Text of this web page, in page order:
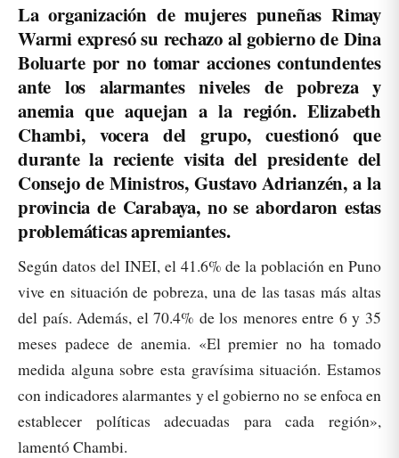
La organización de mujeres puneñas Rimay
Warmi expresó su rechazo al gobierno de Dina
Boluarte por no tomar acciones contundentes
ante los alarmantes niveles de pobreza y
anemia que aquejan a la región. Elizabeth
Chambi, vocera del grupo, cuestionó que
durante la reciente visita del presidente del
Consejo de Ministros, Gustavo Adrianzén, a la
provincia de Carabaya, no se abordaron estas
problemáticas apremiantes.
Según datos del INEI, el 41.6% de la población en Puno
vive en situación de pobreza, una de las tasas más altas
del país. Además, el 70.4% de los menores entre 6 y 35
meses padece de anemia. «El premier no ha tomado
medida alguna sobre esta gravísima situación. Estamos
con indicadores alarmantes y el gobierno no se enfoca en
establecer políticas adecuadas para cada región»,
lamentó Chambi.